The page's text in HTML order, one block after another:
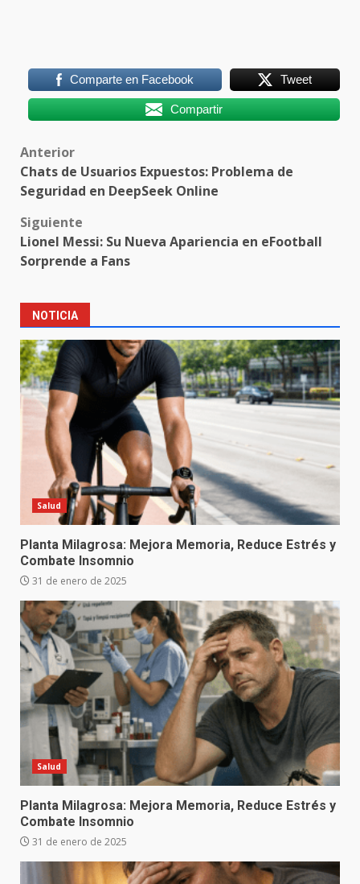
Comparte en Facebook Tweet
Compartir
Post
navigation
Anterior
Chats de Usuarios Expuestos: Problema de
Seguridad en DeepSeek Online
Siguiente
Lionel Messi: Su Nueva Apariencia en eFootball
Sorprende a Fans
NOTICIA
Salud
Planta Milagrosa: Mejora Memoria, Reduce Estrés y
Combate Insomnio
31 de enero de 2025
Salud
Planta Milagrosa: Mejora Memoria, Reduce Estrés y
Combate Insomnio
31 de enero de 2025